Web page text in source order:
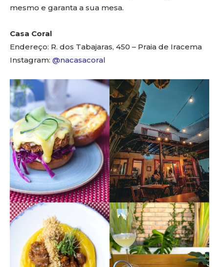
mesmo e garanta a sua mesa.
Casa Coral
Endereço: R. dos Tabajaras, 450 – Praia de Iracema
Instagram: @nacasacoral